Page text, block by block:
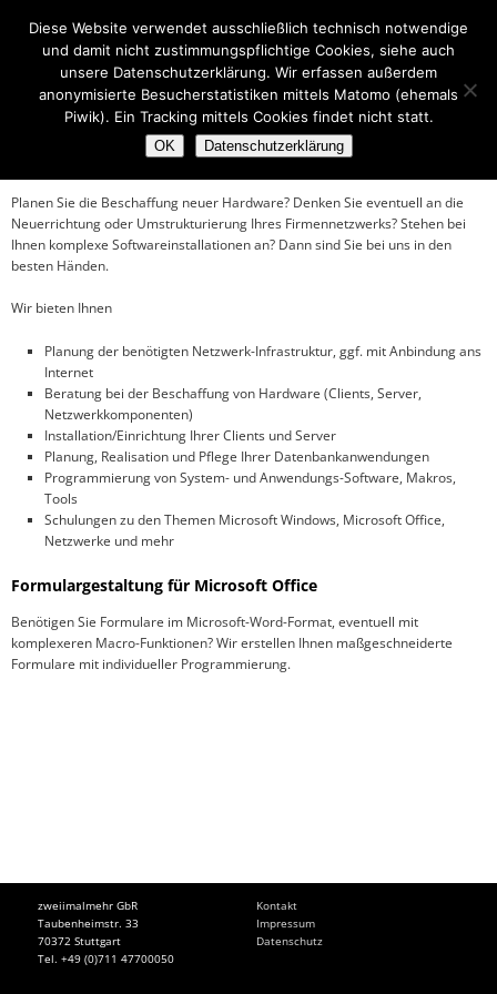
primären
Hauptmenü
ZUM
PRIMÄREN
INHALT
SPRINGEN
IT SOLUTIONS
WEB SOLUTIONS
IT Solutions
Planen Sie die Beschaffung neuer Hardware? Denken Sie eventuell an die
Neuerrichtung oder Umstrukturierung Ihres Firmennetzwerks? Stehen bei
Ihnen komplexe Softwareinstallationen an? Dann sind Sie bei uns in den
besten Händen.
Wir bieten Ihnen
Planung der benötigten Netzwerk-Infrastruktur, ggf. mit Anbindung ans
Internet
Beratung bei der Beschaffung von Hardware (Clients, Server,
Netzwerkkomponenten)
Installation/Einrichtung Ihrer Clients und Server
Planung, Realisation und Pflege Ihrer Datenbankanwendungen
Programmierung von System- und Anwendungs-Software, Makros,
Tools
Schulungen zu den Themen Microsoft Windows, Microsoft Office,
Netzwerke und mehr
Formulargestaltung für Microsoft Office
Benötigen Sie Formulare im Microsoft-Word-Format, eventuell mit
komplexeren Macro-Funktionen? Wir erstellen Ihnen maßgeschneiderte
Formulare mit individueller Programmierung.
zweiimalmehr GbR
Taubenheimstr. 33
70372 Stuttgart
Tel. +49 (0)711 47700050
Kontakt
Impressum
Datenschutz
Diese Website verwendet ausschließlich technisch notwendige
und damit nicht zustimmungspflichtige Cookies, siehe auch
unsere Datenschutzerklärung. Wir erfassen außerdem
anonymisierte Besucherstatistiken mittels Matomo (ehemals
Piwik). Ein Tracking mittels Cookies findet nicht statt.
OK Datenschutzerklärung